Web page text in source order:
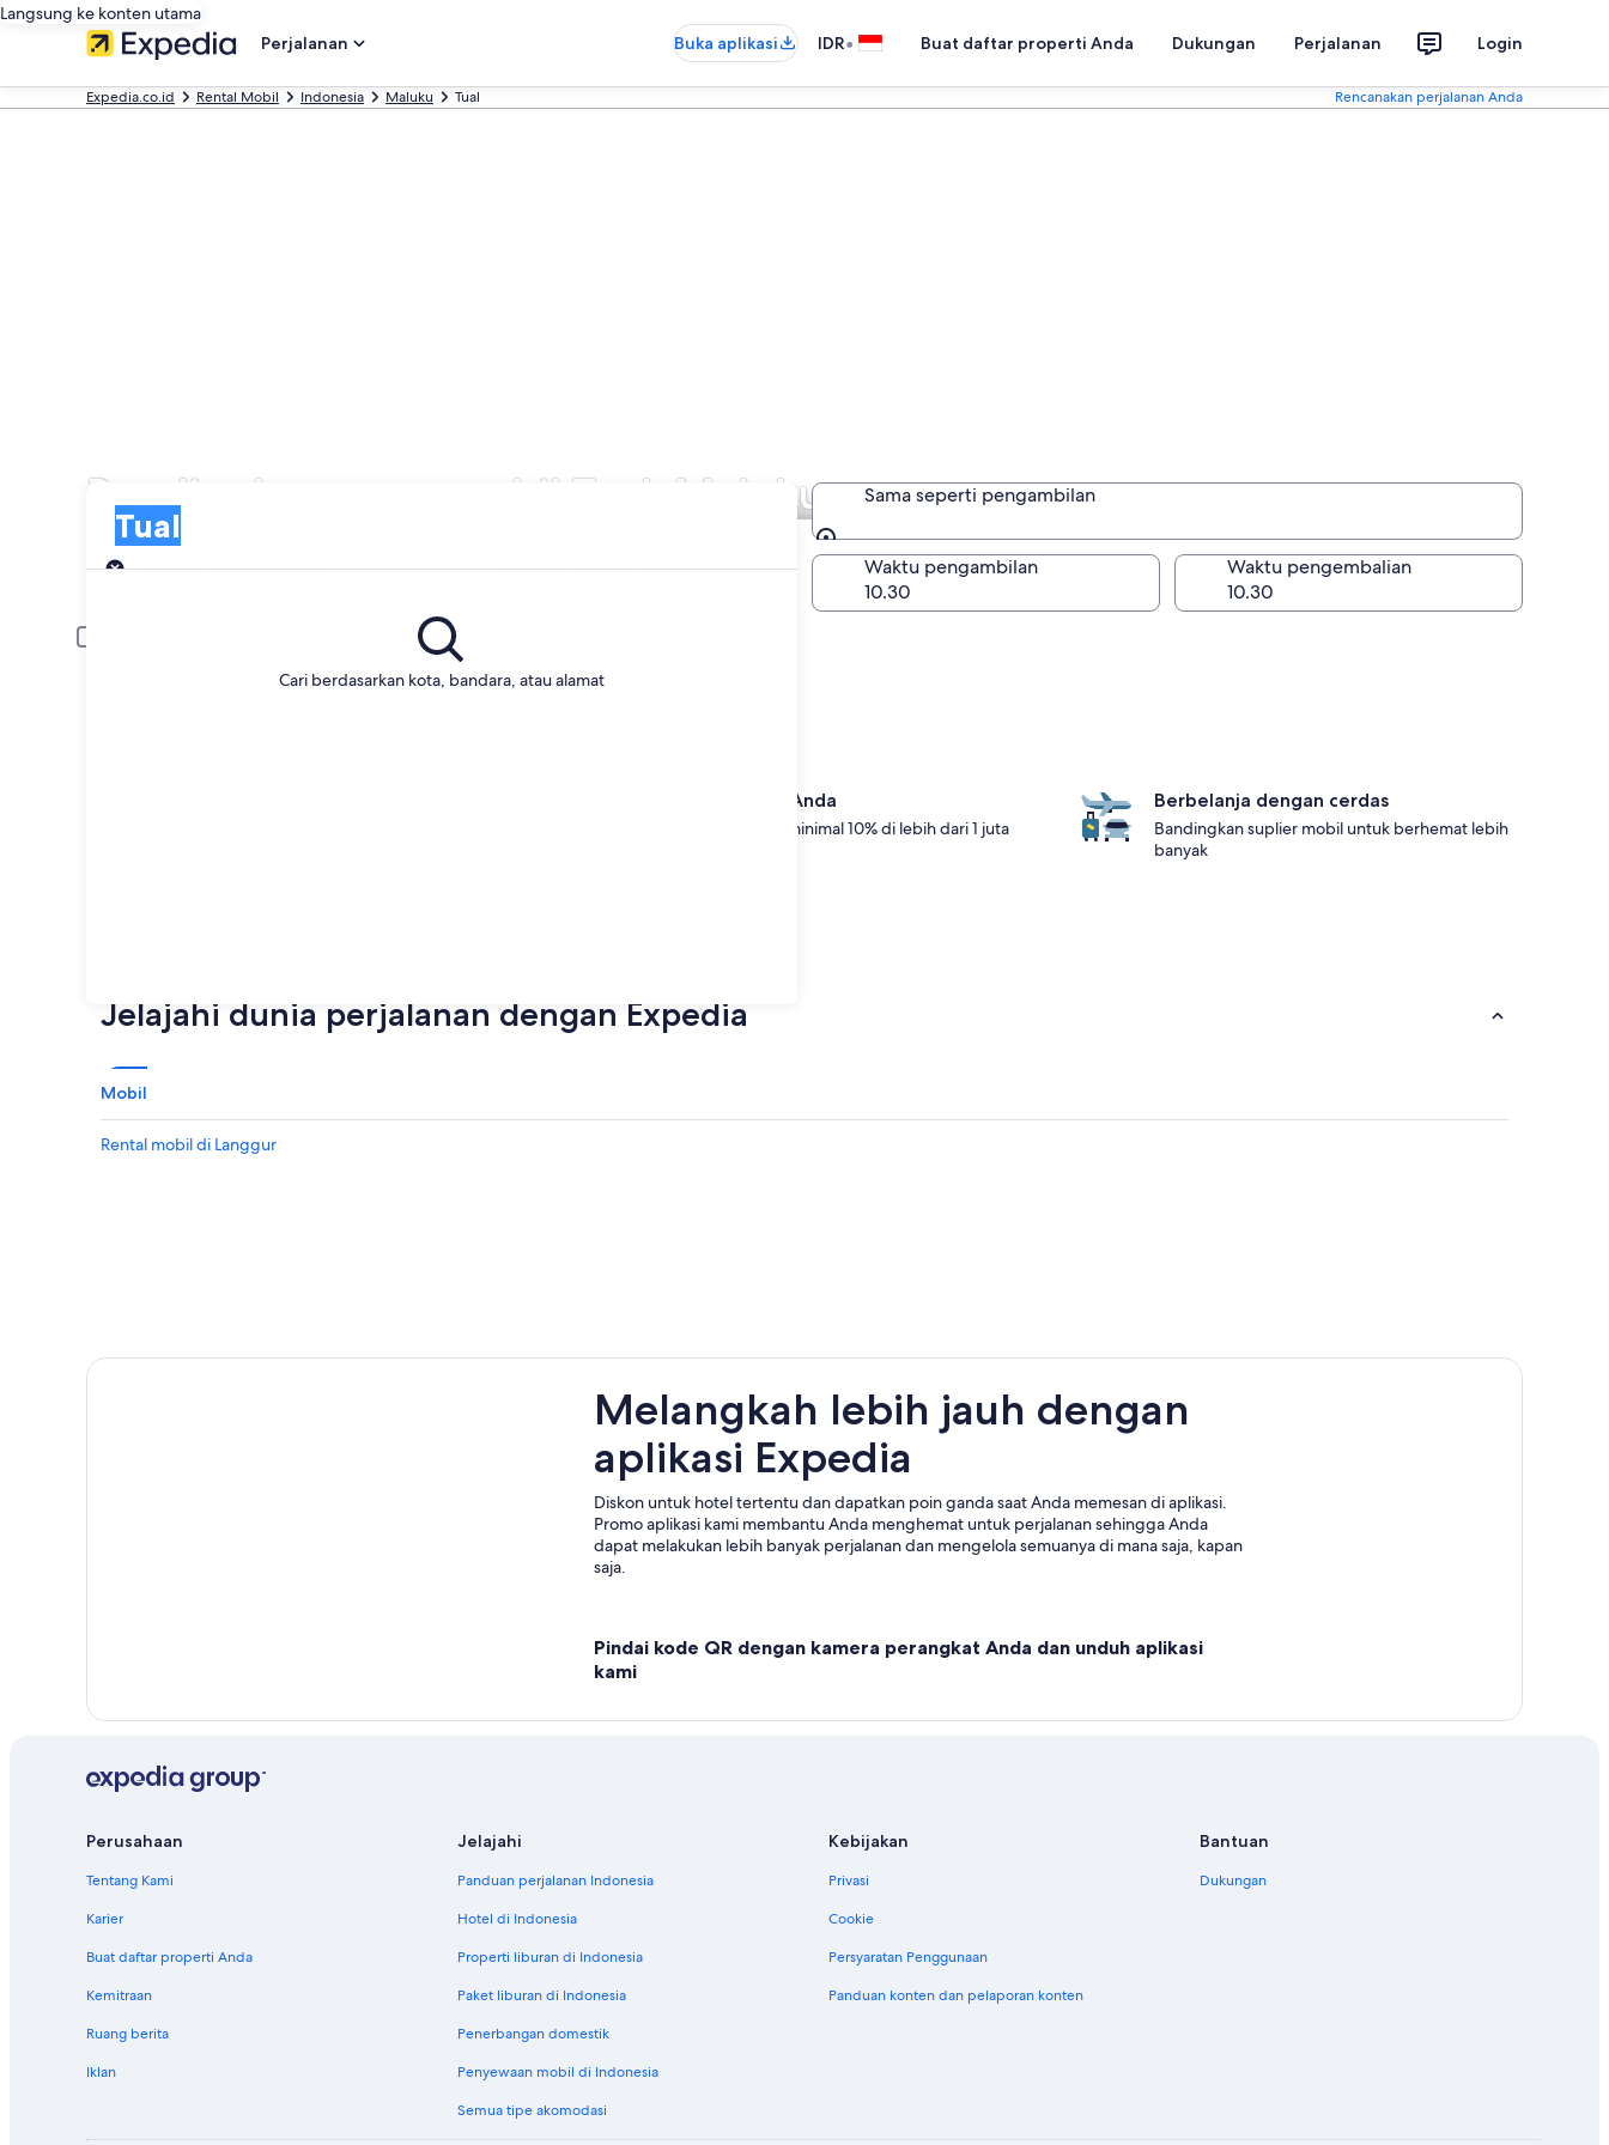
Langsung ke konten utama
Perjalanan
Buka aplikasi IDR• Buat daftar properti Anda Dukungan Perjalanan Login
Expedia.co.id Rental Mobil Indonesia Maluku Tual Rencanakan perjalanan Anda
Bandingkan sewa mobil Tual, Maluku
Cari berdasarkan kota, bandara, atau alamat
Tual
Pengambilan
Sama seperti pengambilan
Sama seperti pengambilan
Tanggal pengambilan
Tanggal pengembalian
Waktu pengambilan Waktu pengembalian
Pengemudi berusia di bawah 30 atau di atas 70 tahun
Pengemudi muda atau manula mungkin diharuskan untuk membayar biaya tambahan.
Manjakan diri Anda
Member hemat minimal 10% di lebih dari 1 juta
Berbelanja dengan cerdas
Bandingkan suplier mobil untuk berhemat lebih
banyak
Jelajahi dunia perjalanan dengan Expedia
Mobil
Rental mobil di Langgur
Melangkah lebih jauh dengan
aplikasi Expedia
Diskon untuk hotel tertentu dan dapatkan poin ganda saat Anda memesan di aplikasi.
Promo aplikasi kami membantu Anda menghemat untuk perjalanan sehingga Anda
dapat melakukan lebih banyak perjalanan dan mengelola semuanya di mana saja, kapan
saja.
Pindai kode QR dengan kamera perangkat Anda dan unduh aplikasi
kami
Perusahaan
Tentang Kami
Karier
Buat daftar properti Anda
Kemitraan
Ruang berita
Iklan
Jelajahi
Panduan perjalanan Indonesia
Hotel di Indonesia
Properti liburan di Indonesia
Paket liburan di Indonesia
Penerbangan domestik
Penyewaan mobil di Indonesia
Semua tipe akomodasi
Kebijakan
Privasi
Cookie
Persyaratan Penggunaan
Panduan konten dan pelaporan konten
Bantuan
Dukungan